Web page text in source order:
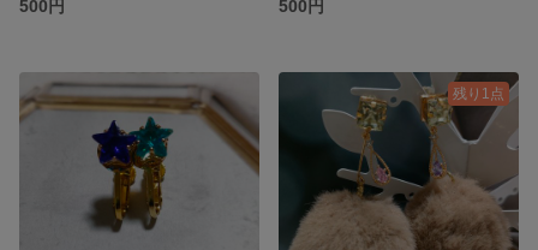
500円
500円
残り1点